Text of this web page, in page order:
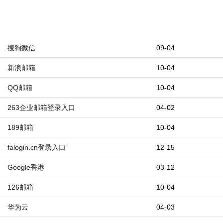
09-04
搜狗微信
10-04
新浪邮箱
10-04
QQ邮箱
04-02
263企业邮箱登录入口
10-04
189邮箱
12-15
falogin.cn登录入口
03-12
Google香港
10-04
126邮箱
04-03
华为云